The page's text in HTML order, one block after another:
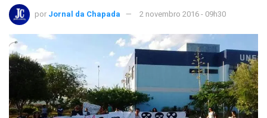
por Jornal da Chapada 2 novembro 2016 - 09h30